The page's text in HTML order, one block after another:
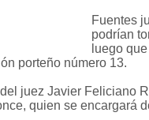
Fuentes
podrían
luego
porteño número 13.
juez Javier Feliciano
quien se encargará